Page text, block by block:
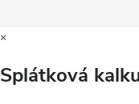
×
Splátková